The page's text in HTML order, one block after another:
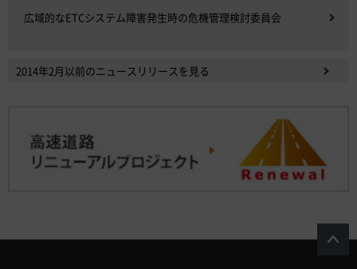
広域的なETCシステム障害発生時の危機管理検討委員会
2014年2月以前のニュースリリースを見る